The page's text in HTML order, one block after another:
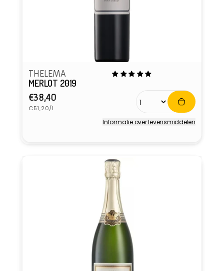
THELEMA
MERLOT 2019
Normale
prijs
€38,40
Eenheidsprijs
€51,20/l
Informatie over levensmiddelen